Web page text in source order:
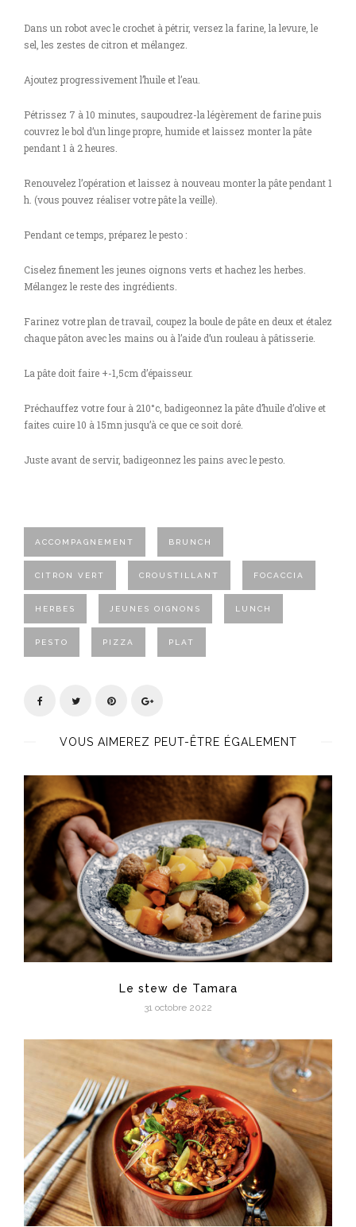
Dans un robot avec le crochet à pétrir, versez la farine, la levure, le
sel, les zestes de citron et mélangez.
Ajoutez progressivement l’huile et l’eau.
Pétrissez 7 à 10 minutes, saupoudrez-la légèrement de farine puis
couvrez le bol d’un linge propre, humide et laissez monter la pâte
pendant 1 à 2 heures.
Renouvelez l’opération et laissez à nouveau monter la pâte pendant 1
h. (vous pouvez réaliser votre pâte la veille).
Pendant ce temps, préparez le pesto :
Ciselez finement les jeunes oignons verts et hachez les herbes.
Mélangez le reste des ingrédients.
Farinez votre plan de travail, coupez la boule de pâte en deux et étalez
chaque pâton avec les mains ou à l’aide d’un rouleau à pâtisserie.
La pâte doit faire +-1,5cm d’épaisseur.
Préchauffez votre four à 210°c, badigeonnez la pâte d’huile d’olive et
faites cuire 10 à 15mn jusqu’à ce que ce soit doré.
Juste avant de servir, badigeonnez les pains avec le pesto.
ACCOMPAGNEMENT BRUNCH
CITRON VERT CROUSTILLANT FOCACCIA
HERBES JEUNES OIGNONS LUNCH
PESTO PIZZA PLAT
VOUS AIMEREZ PEUT-ÊTRE ÉGALEMENT
Le stew de Tamara
31 octobre 2022